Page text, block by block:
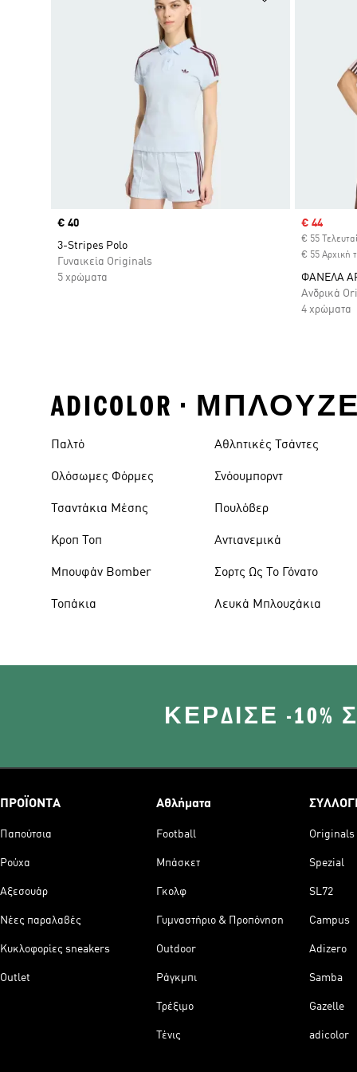
Price
€ 40
3-Stripes Polo
Γυναικεία Originals
5 χρώματα
Sale price
€ 44
€ 55
€ 55 Αρχική
ΦΑΝΕΛΑ
Ανδρικά
4 χρώματα
ADICOLOR •
Παλτό
Ολόσωμες Φόρμες
Τσαντάκια Μέσης
Κροπ Τοπ
Μπουφάν Bomber
Τοπάκια
Αθλητικές Τσάντες
Σνόουμπορντ
Πουλόβερ
Αντιανεμικά
Σορτς Ως Το Γόνατο
Λευκά Μπλουζάκια
ΚΈΡΔΙΣΕ -
ΠΡΟΪΟΝΤΑ
Παπούτσια
Ρούχα
Αξεσουάρ
Νέες παραλαβές
Κυκλοφορίες sneakers
Outlet
Αθλήματα
Football
Μπάσκετ
Γκολφ
Γυμναστήριο & Προπόνηση
Outdoor
Ράγκμπι
Τρέξιμο
Τένις
Originals
Spezial
SL72
Campus
Adizero
Samba
Gazelle
adicolor